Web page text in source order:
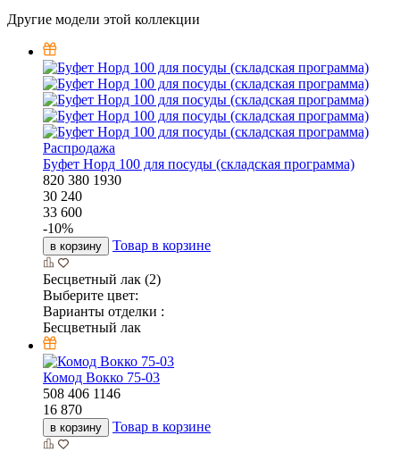
Другие модели этой коллекции
Распродажа
Буфет Норд 100 для посуды (складская программа)
820 380 1930
30 240
33 600
-10%
в корзину Товар в корзине
Бесцветный лак (2)
Выберите цвет:
Варианты отделки :
Бесцветный лак
Комод Вокко 75-03
508 406 1146
16 870
в корзину Товар в корзине